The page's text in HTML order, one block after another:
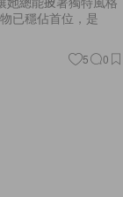
已穩佔首位，是
5 0